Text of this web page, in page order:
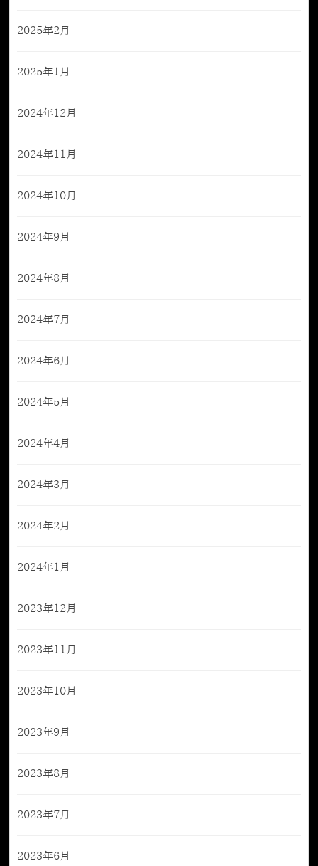
2025年2月
2025年1月
2024年12月
2024年11月
2024年10月
2024年9月
2024年8月
2024年7月
2024年6月
2024年5月
2024年4月
2024年3月
2024年2月
2024年1月
2023年12月
2023年11月
2023年10月
2023年9月
2023年8月
2023年7月
2023年6月